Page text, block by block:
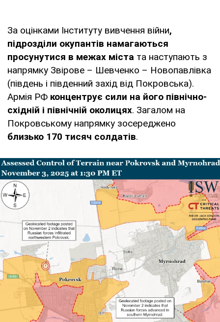
За оцінками Інституту вивчення війни,
підрозділи окупантів намагаються
просунутися в межах міста та наступають з
напрямку Звірове – Шевченко – Новопавлівка
(південь і південний захід від Покровська).
Армія РФ концентрує сили на його північно-
східній і північній околицях. Загалом на
Покровському напрямку зосереджено
близько 170 тисяч солдатів.